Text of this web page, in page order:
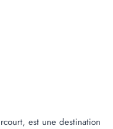
est une destination